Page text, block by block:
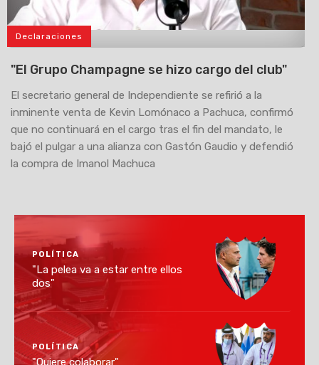
Declaraciones
"El Grupo Champagne se hizo cargo del club"
El secretario general de Independiente se refirió a la
inminente venta de Kevin Lomónaco a Pachuca, confirmó
que no continuará en el cargo tras el fin del mandato, le
bajó el pulgar a una alianza con Gastón Gaudio y defendió
la compra de Imanol Machuca
POLÍTICA
"La pelea va a estar entre ellos
dos"
POLÍTICA
"Quiere colaborar"